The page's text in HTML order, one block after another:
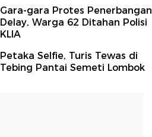
Gara-gara Protes Penerbangan
Delay, Warga 62 Ditahan Polisi
KLIA
Petaka Selfie, Turis Tewas di
Tebing Pantai Semeti Lombok